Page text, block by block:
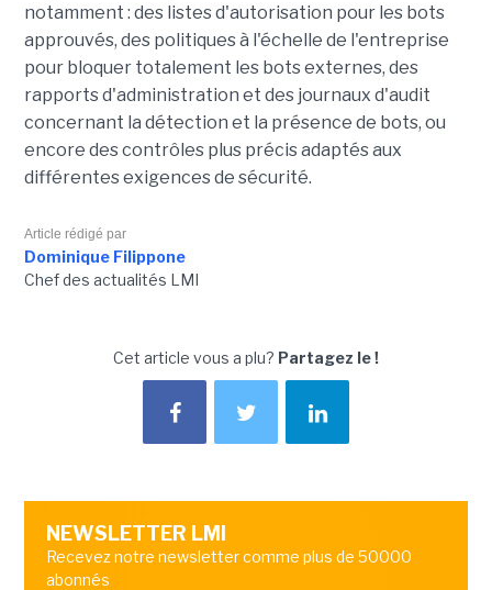
notamment : des listes d'autorisation pour les bots
approuvés, des politiques à l'échelle de l'entreprise
pour bloquer totalement les bots externes, des
rapports d'administration et des journaux d'audit
concernant la détection et la présence de bots, ou
encore des contrôles plus précis adaptés aux
différentes exigences de sécurité.
Article rédigé par
Dominique Filippone
Chef des actualités LMI
Cet article vous a plu? Partagez le !
NEWSLETTER LMI
Recevez notre newsletter comme plus de 50000
abonnés